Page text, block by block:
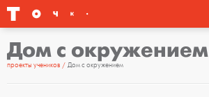
Дом с окружением
проекты учеников Дом с окружением